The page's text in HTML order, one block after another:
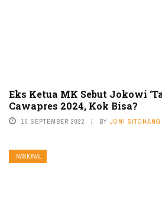
Eks Ketua MK Sebut Jokowi
Cawapres 2024, Kok Bisa?
16 SEPTEMBER 2022 BY JONI SITOHANG
NASIONAL